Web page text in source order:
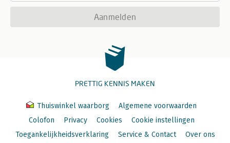
Aanmelden
PRETTIG KENNIS MAKEN
Thuiswinkel waarborg
Algemene voorwaarden
Colofon
Privacy Cookies
Cookie instellingen
Toegankelijkheidsverklaring
Service & Contact Over ons